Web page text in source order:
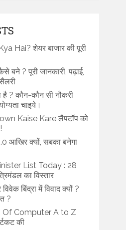
Hai? शेयर बाजार की पूरी
? पूरी जानकारी, पढ़ाई,
? कौन-कौन सी नौकरी
चाइये।
Kaise Kare लैपटॉप को
आखिर क्यों, सबका बनेगा
List Today : 28
का विस्तार
बिंद्रा में विवाद क्यों ?
?
Of Computer A to Z
की